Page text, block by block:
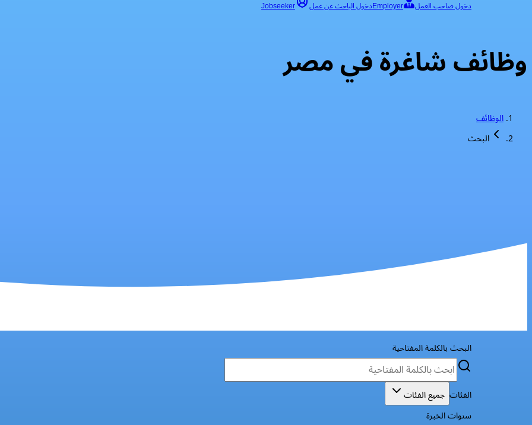
دخول صاحب العمل Employerدخول الباحث عن عمل Jobseeker
وظائف شاغرة في مصر
الوظائف
البحث
البحث بالكلمة المفتاحية
الفئات جميع الفئات
سنوات الخبرة